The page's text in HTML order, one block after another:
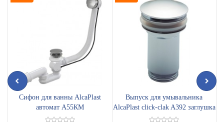
Сифон для ванны AlcaPlast
автомат А55КМ
Выпуск для умывальника
AlcaPlast click-clak A392 заглушка
D62